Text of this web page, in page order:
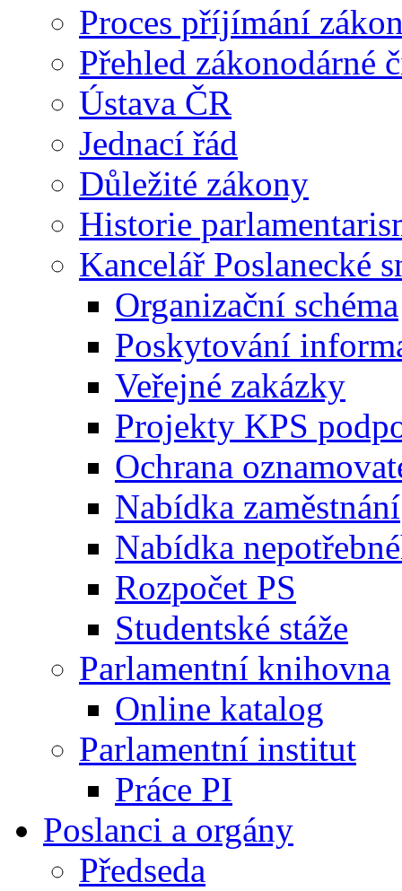
Proces příjímání
Přehled zákonodárné
Ústava ČR
Jednací řád
Důležité zákony
Historie
Kancelář Poslanecké
Organizační schéma
Poskytování
Veřejné zakázky
Projekty KPS
Ochrana
Nabídka zaměstnání
Nabídka
Rozpočet PS
Studentské stáže
Parlamentní knihovna
Online katalog
Parlamentní institut
Práce PI
Poslanci a orgány
Předseda